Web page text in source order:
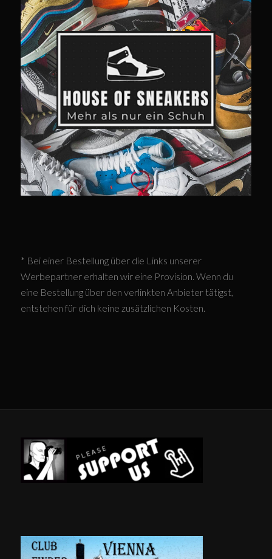
* Bei einer Bestellung über die Links unserer
Werbepartner erhalten wir eine Provision. Wenn du
eine Bestellung über den verlinkten Anbieter tätigst,
entstehen für dich keine zusätzlichen Kosten.